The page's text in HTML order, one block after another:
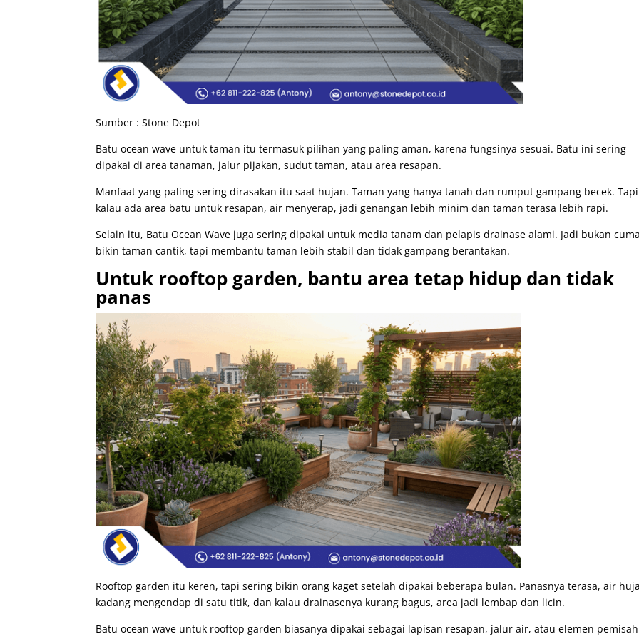
Sumber : Stone Depot
Batu ocean wave untuk taman itu termasuk pilihan yang paling aman, karena fungsinya sesuai. Batu ini sering
dipakai di area tanaman, jalur pijakan, sudut taman, atau area resapan.
Manfaat yang paling sering dirasakan itu saat hujan. Taman yang hanya tanah dan rumput gampang becek. Tapi
kalau ada area batu untuk resapan, air menyerap, jadi genangan lebih minim dan taman terasa lebih rapi.
Selain itu, Batu Ocean Wave juga sering dipakai untuk media tanam dan pelapis drainase alami. Jadi bukan
bikin taman cantik, tapi membantu taman lebih stabil dan tidak gampang berantakan.
Untuk rooftop garden, bantu area tetap hidup dan tidak
panas
Rooftop garden itu keren, tapi sering bikin orang kaget setelah dipakai beberapa bulan. Panasnya terasa, air
kadang mengendap di satu titik, dan kalau drainasenya kurang bagus, area jadi lembap dan licin.
Batu ocean wave untuk rooftop garden biasanya dipakai sebagai lapisan resapan, jalur air, atau elemen pemisah